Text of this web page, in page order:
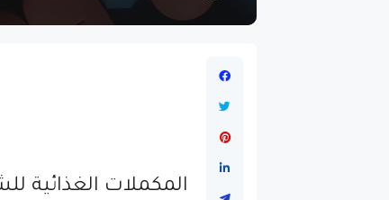
المكملات الغذائية